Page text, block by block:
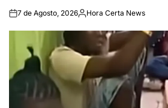
on7 de Agosto, 2026Publicado
Hora Certa News